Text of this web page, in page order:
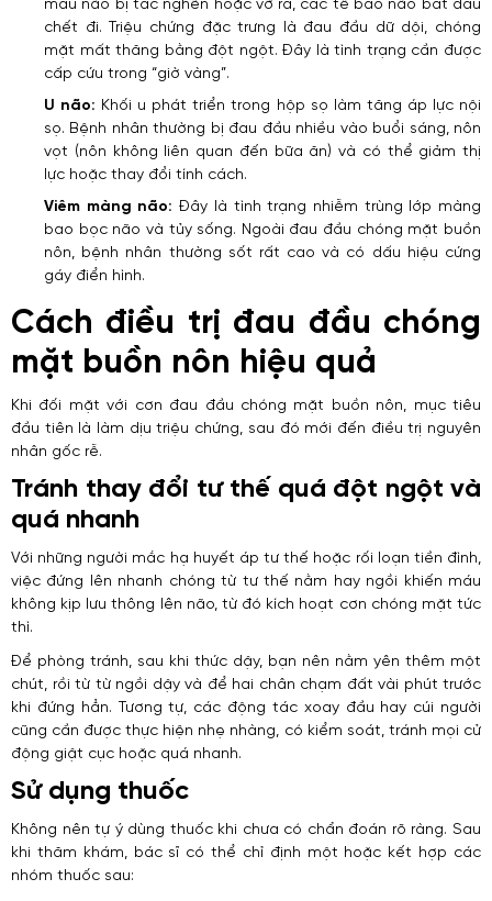
máu não bị tắc nghẽn hoặc vỡ ra, các tế bào não bắt đầu
chết đi. Triệu chứng đặc trưng là đau đầu dữ dội, chóng
mặt mất thăng bằng đột ngột. Đây là tình trạng cần được
cấp cứu trong “giờ vàng”.
U não: Khối u phát triển trong hộp sọ làm tăng áp lực nội
sọ. Bệnh nhân thường bị đau đầu nhiều vào buổi sáng, nôn
vọt (nôn không liên quan đến bữa ăn) và có thể giảm thị
lực hoặc thay đổi tính cách.
Viêm màng não: Đây là tình trạng nhiễm trùng lớp màng
bao bọc não và tủy sống. Ngoài đau đầu chóng mặt buồn
nôn, bệnh nhân thường sốt rất cao và có dấu hiệu cứng
gáy điển hình.
Cách điều trị đau đầu chóng
mặt buồn nôn hiệu quả
Khi đối mặt với cơn đau đầu chóng mặt buồn nôn, mục tiêu
đầu tiên là làm dịu triệu chứng, sau đó mới đến điều trị nguyên
nhân gốc rễ.
Tránh thay đổi tư thế quá đột ngột và
quá nhanh
Với những người mắc hạ huyết áp tư thế hoặc rối loạn tiền đình,
việc đứng lên nhanh chóng từ tư thế nằm hay ngồi khiến máu
không kịp lưu thông lên não, từ đó kích hoạt cơn chóng mặt tức
thì.
Để phòng tránh, sau khi thức dậy, bạn nên nằm yên thêm một
chút, rồi từ từ ngồi dậy và để hai chân chạm đất vài phút trước
khi đứng hẳn. Tương tự, các động tác xoay đầu hay cúi người
cũng cần được thực hiện nhẹ nhàng, có kiểm soát, tránh mọi cử
động giật cục hoặc quá nhanh.
Sử dụng thuốc
Không nên tự ý dùng thuốc khi chưa có chẩn đoán rõ ràng. Sau
khi thăm khám, bác sĩ có thể chỉ định một hoặc kết hợp các
nhóm thuốc sau: